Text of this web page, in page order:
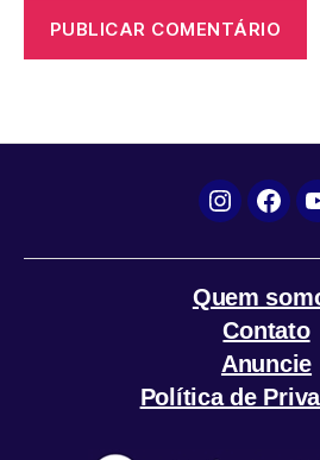
Instagram
Quem
Contato
Anuncie
Política de